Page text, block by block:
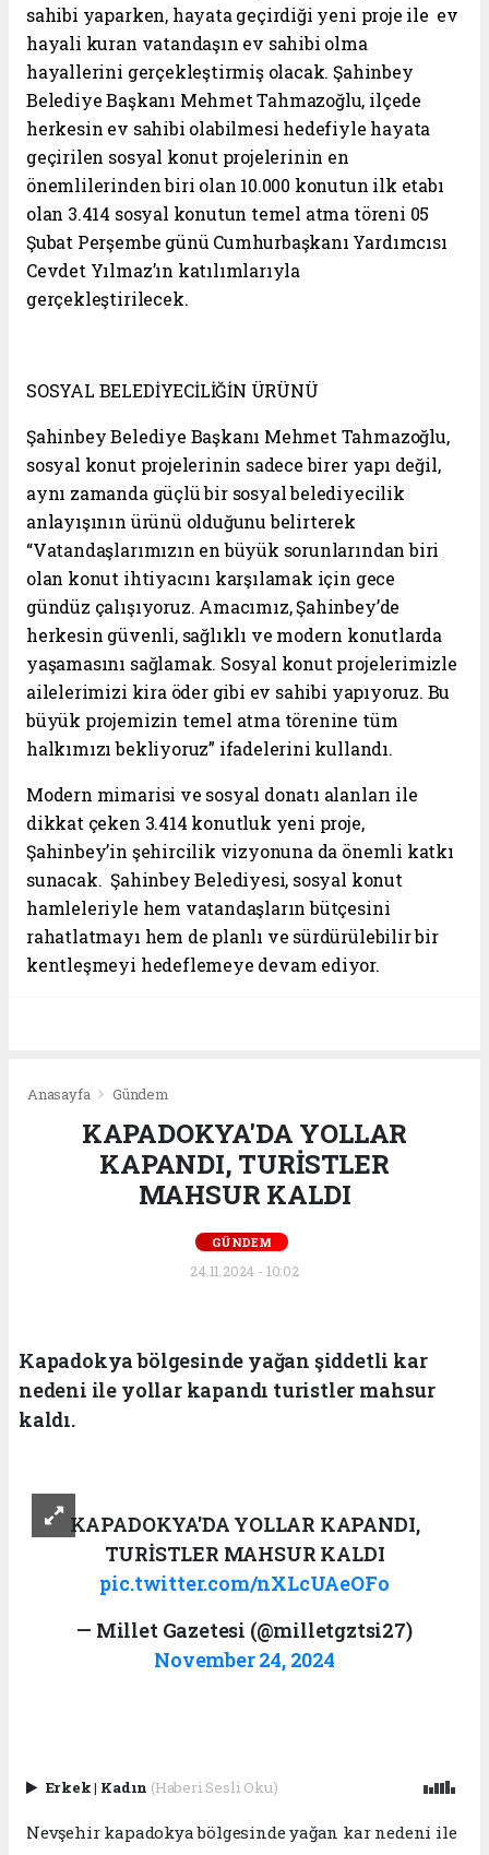
sahibi yaparken, hayata geçirdiği yeni proje ile ev
hayali kuran vatandaşın ev sahibi olma
hayallerini gerçekleştirmiş olacak. Şahinbey
Belediye Başkanı Mehmet Tahmazoğlu, ilçede
herkesin ev sahibi olabilmesi hedefiyle hayata
geçirilen sosyal konut projelerinin en
önemlilerinden biri olan 10.000 konutun ilk etabı
olan 3.414 sosyal konutun temel atma töreni 05
Şubat Perşembe günü Cumhurbaşkanı Yardımcısı
Cevdet Yılmaz’ın katılımlarıyla
gerçekleştirilecek.
SOSYAL BELEDİYECİLİĞİN ÜRÜNÜ
Şahinbey Belediye Başkanı Mehmet Tahmazoğlu,
sosyal konut projelerinin sadece birer yapı değil,
aynı zamanda güçlü bir sosyal belediyecilik
anlayışının ürünü olduğunu belirterek
“Vatandaşlarımızın en büyük sorunlarından biri
olan konut ihtiyacını karşılamak için gece
gündüz çalışıyoruz. Amacımız, Şahinbey’de
herkesin güvenli, sağlıklı ve modern konutlarda
yaşamasını sağlamak. Sosyal konut projelerimizle
ailelerimizi kira öder gibi ev sahibi yapıyoruz. Bu
büyük projemizin temel atma törenine tüm
halkımızı bekliyoruz” ifadelerini kullandı.
Modern mimarisi ve sosyal donatı alanları ile
dikkat çeken 3.414 konutluk yeni proje,
Şahinbey’in şehircilik vizyonuna da önemli katkı
sunacak. Şahinbey Belediyesi, sosyal konut
hamleleriyle hem vatandaşların bütçesini
rahatlatmayı hem de planlı ve sürdürülebilir bir
kentleşmeyi hedeflemeye devam ediyor.
Anasayfa Gündem
KAPADOKYA'DA YOLLAR
KAPANDI, TURİSTLER
MAHSUR KALDI
GÜNDEM
24.11.2024 - 10:02
Kapadokya bölgesinde yağan şiddetli kar
nedeni ile yollar kapandı turistler mahsur
kaldı.
KAPADOKYA'DA YOLLAR KAPANDI,
TURİSTLER MAHSUR KALDI
pic.twitter.com/nXLcUAeOFo
— Millet Gazetesi (@milletgztsi27)
November 24, 2024
Erkek| Kadın (Haberi Sesli Oku)
Nevşehir kapadokya bölgesinde yağan kar nedeni ile